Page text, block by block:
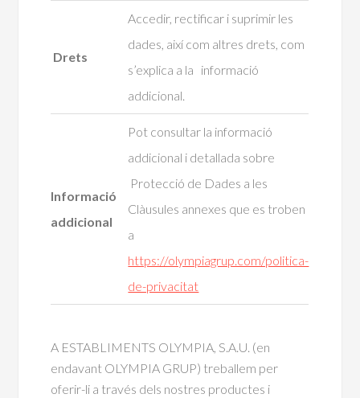
Drets
Accedir, rectificar i suprimir les
dades, així com altres drets, com
s’explica a la informació
addicional.
Informació
addicional
Pot consultar la informació
addicional i detallada sobre
Protecció de Dades a les
Clàusules annexes que es troben
a
https://olympiagrup.com/politica-
de-privacitat
A ESTABLIMENTS OLYMPIA, S.A.U. (en
endavant OLYMPIA GRUP) treballem per
oferir-li a través dels nostres productes i